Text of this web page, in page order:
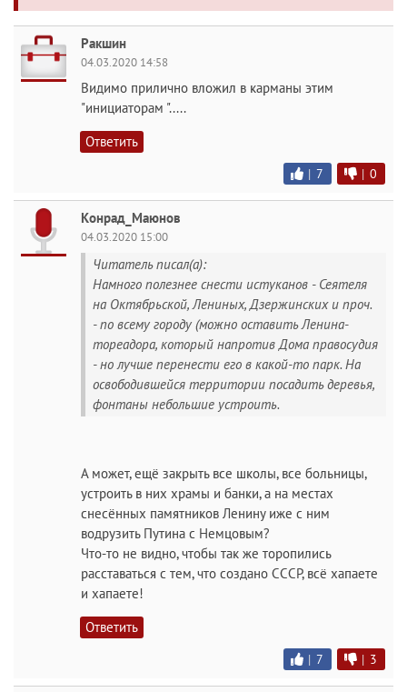
Ракшин
04.03.2020 14:58
Видимо прилично вложил в карманы этим
"инициаторам ".....
Ответить
| 7 | 0
Конрад_Маюнов
04.03.2020 15:00
Читатель писал(а):
Намного полезнее снести истуканов - Сеятеля
на Октябрьской, Лениных, Дзержинских и проч.
- по всему городу (можно оставить Ленина-
тореадора, который напротив Дома правосудия
- но лучше перенести его в какой-то парк. На
освободившейся территории посадить деревья,
фонтаны небольшие устроить.
А может, ещё закрыть все школы, все больницы,
устроить в них храмы и банки, а на местах
снесённых памятников Ленину иже с ним
водрузить Путина с Немцовым?
Что-то не видно, чтобы так же торопились
расставаться с тем, что создано СССР, всё хапаете
и хапаете!
Ответить
| 7 | 3